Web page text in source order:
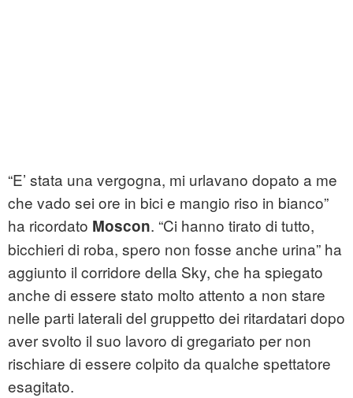
“E’ stata una vergogna, mi urlavano dopato a me
che vado sei ore in bici e mangio riso in bianco”
ha ricordato Moscon. “Ci hanno tirato di tutto,
bicchieri di roba, spero non fosse anche urina” ha
aggiunto il corridore della Sky, che ha spiegato
anche di essere stato molto attento a non stare
nelle parti laterali del gruppetto dei ritardatari dopo
aver svolto il suo lavoro di gregariato per non
rischiare di essere colpito da qualche spettatore
esagitato.